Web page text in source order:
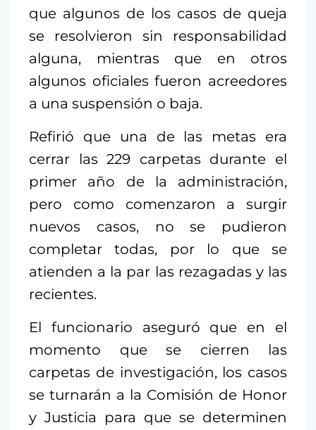
que algunos de los casos de queja
se resolvieron sin responsabilidad
alguna, mientras que en otros
algunos oficiales fueron acreedores
a una suspensión o baja.
Refirió que una de las metas era
cerrar las 229 carpetas durante el
primer año de la administración,
pero como comenzaron a surgir
nuevos casos, no se pudieron
completar todas, por lo que se
atienden a la par las rezagadas y las
recientes.
El funcionario aseguró que en el
momento que se cierren las
carpetas de investigación, los casos
se turnarán a la Comisión de Honor
y Justicia para que se determinen